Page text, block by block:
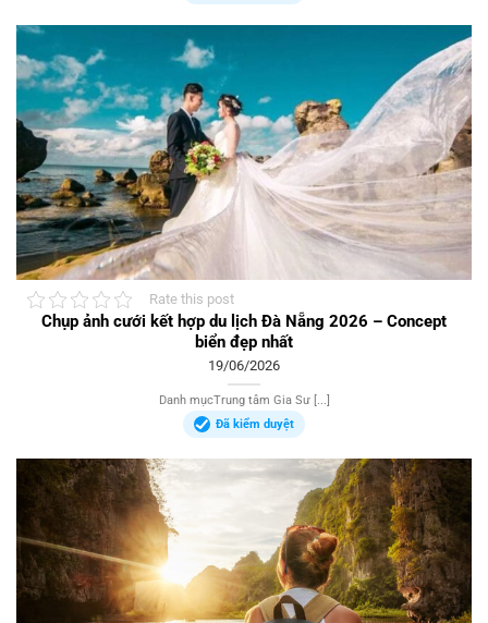
Rate this post
Chụp ảnh cưới kết hợp du lịch Đà Nẵng 2026 – Concept
biển đẹp nhất
19/06/2026
Danh mụcTrung tâm Gia Sư [...]
Đã kiểm duyệt